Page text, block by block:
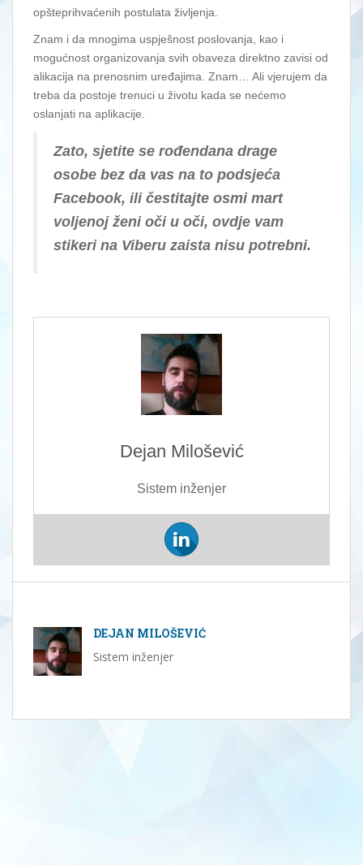
opšteprihvaćenih postulata življenja.
Znam i da mnogima uspješnost poslovanja, kao i
mogućnost organizovanja svih obaveza direktno zavisi od
alikacija na prenosnim uređajima. Znam… Ali vjerujem da
treba da postoje trenuci u životu kada se nećemo
oslanjati na aplikacije.
Zato, sjetite se rođendana drage
osobe bez da vas na to podsjeća
Facebook, ili čestitajte osmi mart
voljenoj ženi oči u oči, ovdje vam
stikeri na Viberu zaista nisu potrebni.
Dejan Milošević
Sistem inženjer
DEJAN MILOŠEVIĆ
Sistem inženjer